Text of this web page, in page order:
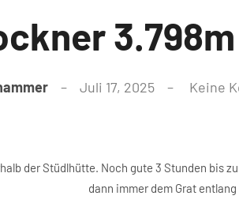
Juli 17, 2025 Keine
der Stüdlhütte. Noch gute 3 Stunden bis
dann immer dem Grat